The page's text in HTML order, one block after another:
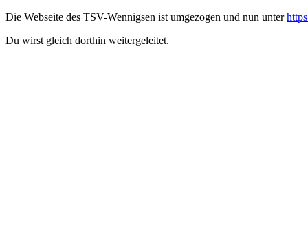
Die Webseite des TSV-Wennigsen ist umgezogen und nun unter
Du wirst gleich dorthin weitergeleitet.